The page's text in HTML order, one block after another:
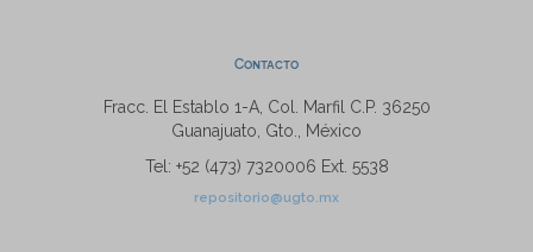
Contacto
Fracc. El Establo 1-A, Col. Marfil C.P. 36250
Guanajuato, Gto., México
Tel: +52 (473) 7320006 Ext. 5538
repositorio@ugto.mx